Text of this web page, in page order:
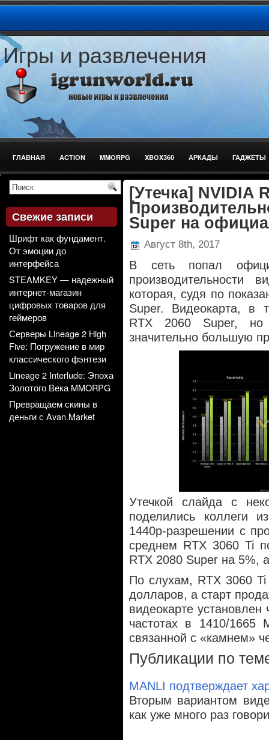
Игры и развлечения
ГЛАВНАЯ ACTION MMORPG XBOX360 АРКАДЫ ГАДЖЕТЫ
СТРЕЛЯЛКИ
Свежие записи
Шрифт как фундамент.
От эмоции до
интерфейса
STEAMKEY — надежный
интернет-магазин
цифровых товаров для
геймеров
Серверы Lineage 2 High
Five: Погружение в мир
классического фэнтези
Lineage 2 Interlude: Эпоха
Золотого Века MMORPG
Превращаем скины в
деньги с Avan.Market
[Утечка] NVIDIA
Super на
Август 8th, 2017
В сеть попал
производительности
которая, судя по
Super. Видеокарта, в
RTX 2060 Super, но
значительно большую
Утечкой слайда с
поделились коллеги
1440p-разрешении с
среднем RTX 3060 Ti
RTX 2080 Super на 5%,
По слухам, RTX 3060 Ti
долларов, а старт
видеокарте
частотах в 1410/
связанной с «камнем»
Публикации по
MANLI подтверждает
Вторым вариантом
как уже много раз